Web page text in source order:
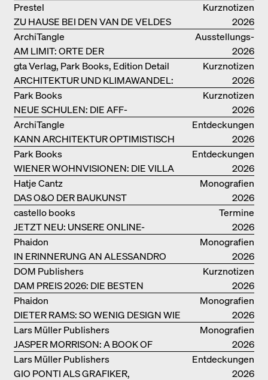
Kurznotizen
ZU HAUSE BEI DEN VAN DE VELDES
Prestel
2026
Ausstellungs­
kataloge
AM LIMIT: ORTE DER
LEBENSMITTELPRODUKTION
ArchiTangle
2026
Kurznotizen
ARCHITEKTUR UND KLIMAWANDEL:
WEITERE BUCHEMPFEHLUNGEN
gta Verlag, Park Books, Edition Detail
2026
Kurznotizen
NEUE SCHULEN: DIE AFF-
MONOGRAFIE
Park Books
2026
Entdeckungen
KANN ARCHITEKTUR OPTIMISTISCH
SEIN?
ArchiTangle
2026
Entdeckungen
WIENER WOHNVISIONEN: DIE VILLA
REZEK
Park Books
2026
Monografien
DAS O&O DER BAUKUNST
Hatje Cantz
2026
Termine
JETZT NEU: UNSERE ONLINE-
BUCHHANDLUNG
castello books
2026
Monografien
IN ERINNERUNG AN ALESSANDRO
MENDINI
Phaidon
2026
Kurznotizen
DAM PREIS 2026: DIE BESTEN
BAUTEN IN/AUS DEUTSCHLAND
DOM Publishers
2026
Monografien
DIETER RAMS: SO WENIG DESIGN WIE
MÖGLICH
Phaidon
2026
Monografien
JASPER MORRISON: A BOOK OF
THINGS
Lars Müller Publishers
2026
Entdeckungen
GIO PONTI ALS GRAFIKER,
Lars Müller Publishers
2026